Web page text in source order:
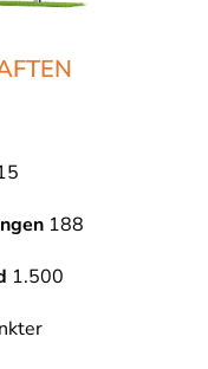
188
1.500